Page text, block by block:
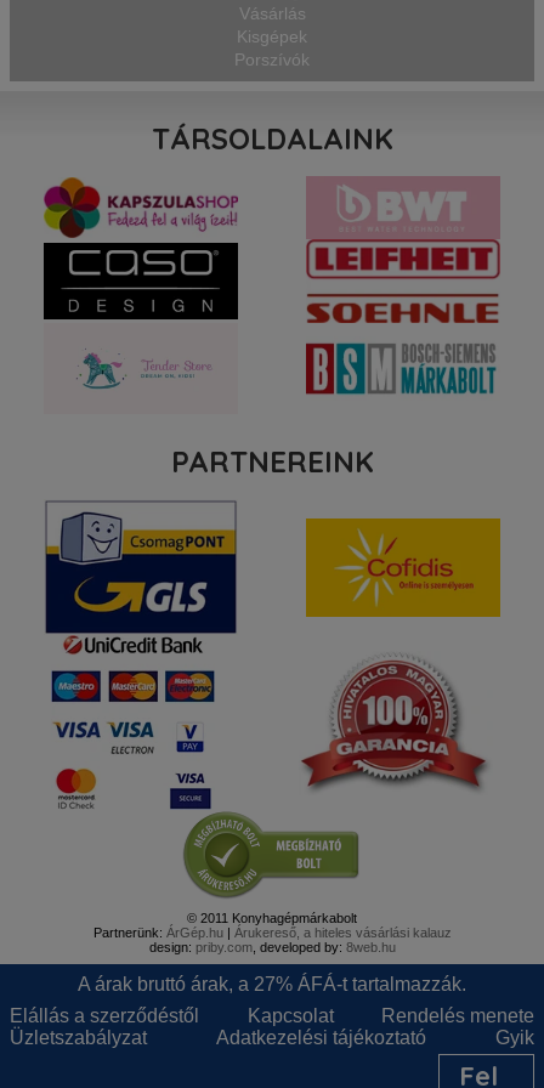
Vásárlás
Kisgépek
Porszívók
TÁRSOLDALAINK
PARTNEREINK
© 2011 Konyhagépmárkabolt
Partnerünk: ÁrGép.hu| Árukereső, a hiteles vásárlási kalauz
design: priby.com, developed by: 8web.hu
A árak bruttó árak, a 27% ÁFÁ-t tartalmazzák.
Elállás a szerződéstől
Kapcsolat
Rendelés menete
Üzletszabályzat
Adatkezelési tájékoztató Gyik
Fel